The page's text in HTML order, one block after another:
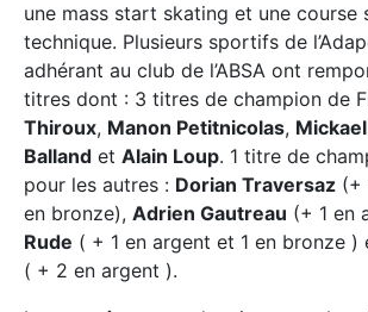
une mass start skating et une course
technique. Plusieurs sportifs de
adhérant au club de l’ABSA ont
titres dont : 3 titres de champion de
Thiroux, Manon Petitnicolas,
Balland et Alain Loup. 1 titre de
pour les autres : Dorian Traversaz (+
en bronze), Adrien Gautreau (+ 1 en
Rude ( + 1 en argent et 1 en bronze )
( + 2 en argent ).